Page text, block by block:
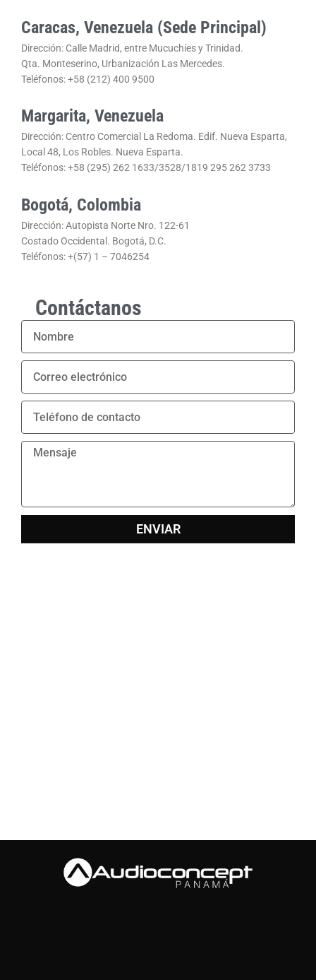
Caracas, Venezuela (Sede Principal)
Dirección: Calle Madrid, entre Mucuchíes y Trinidad.
Qta. Monteserino, Urbanización Las Mercedes.
Teléfonos: +58 (212) 400 9500
Margarita, Venezuela
Dirección: Centro Comercial La Redoma. Edif. Nueva Esparta,
Local 48, Los Robles. Nueva Esparta.
Teléfonos: +58 (295) 262 1633/3528/1819 295 262 3733
Bogotá, Colombia
Dirección: Autopista Norte Nro. 122-61
Costado Occidental. Bogotá, D.C.
Teléfonos: +(57) 1 – 7046254
Contáctanos
NOMBRE
CORREO
ELECTRÓNICO
TELEFONO
CONTACTO
MENSAJE
ENVIAR